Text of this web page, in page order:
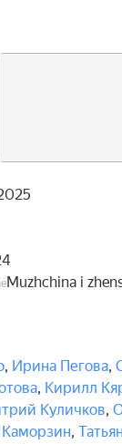
странных
Muzhchina i
, Ирина Пегова,
, Кирилл
Куличков,
,